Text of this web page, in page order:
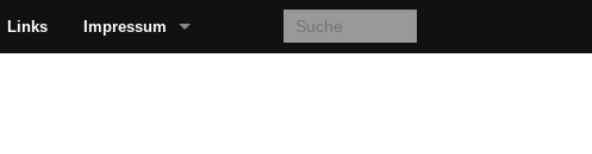
Links Impressum